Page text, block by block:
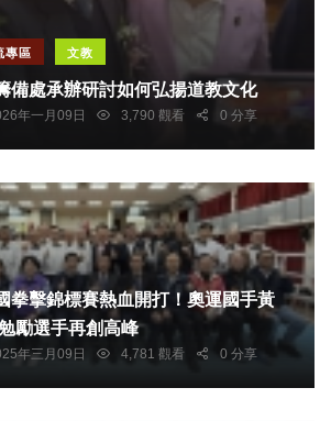
專區 文教
備處承辦研討如何弘揚道教文化
年一月09日 3,790 觀看 0 分享
拳擊錦標賽熱血開打！奧運國手黃
雯出席力挺 勉勵選手再創高峰
年三月09日 4,781 觀看 0 分享